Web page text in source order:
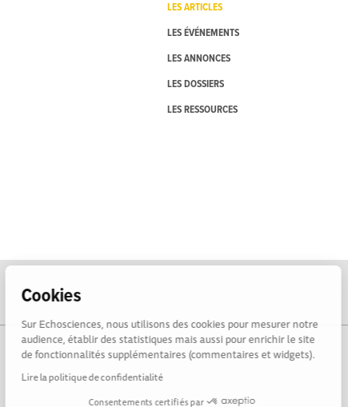
Cookies
Sur Echosciences, nous utilisons des cookies pour mesurer notre
audience, établir des statistiques mais aussi pour enrichir le site
de fonctionnalités supplémentaires (commentaires et widgets).
Lire la politique de confidentialité
Consentements certifiés par
LES ARTICLES
LES ÉVÉNEMENTS
LES ANNONCES
LES DOSSIERS
LES RESSOURCES